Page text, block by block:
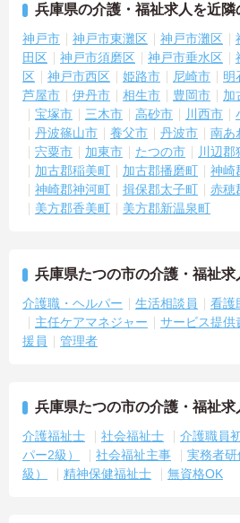
兵庫県の介護・福祉求人を近
神戸市 神戸市東灘区 神戸市灘区
田区
神戸市須磨区 神戸市垂水区
区
神戸市西区 姫路市 尼崎市 明
芦屋市
伊丹市 相生市 豊岡市 加
宝塚市
三木市 高砂市 川西市
丹波篠山市
養父市 丹波市 南あ
宍粟市
加東市 たつの市 川辺郡
加古郡稲美町
加古郡播磨町 神崎
神崎郡神河町
揖保郡太子町 赤穂
美方郡香美町
美方郡新温泉町
兵庫県たつの市の介護・福祉
介護職・ヘルパー 生活相談員 看護
主任ケアマネジャー
サービス提供
援員
管理者
兵庫県たつの市の介護・福祉
介護福祉士 社会福祉士
介護職員
パー2級）
社会福祉主事
実務者研
級）
精神保健福祉士 無資格OK